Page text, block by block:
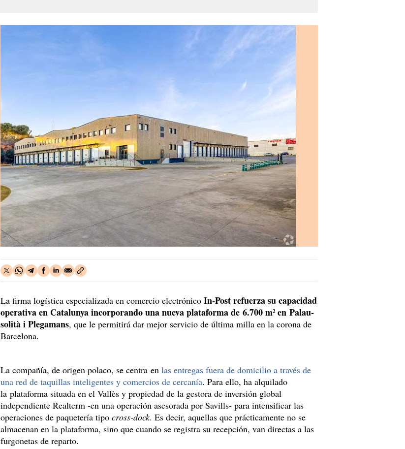
La firma logística especializada en comercio electrónico In-Post refuerza su capacidad
operativa en Catalunya incorporando una nueva plataforma de 6.700 m² en Palau-
solità i Plegamans, que le permitirá dar mejor servicio de última milla en la corona de
Barcelona.
La compañía, de origen polaco, se centra en las entregas fuera de domicilio a través de
una red de taquillas inteligentes y comercios de cercanía. Para ello, ha alquilado
la plataforma situada en el Vallès y propiedad de la gestora de inversión global
independiente Realterm -en una operación asesorada por Savills- para intensificar las
operaciones de paquetería tipo cross-dock. Es decir, aquellas que prácticamente no se
almacenan en la plataforma, sino que cuando se registra su recepción, van directas a las
furgonetas de reparto.